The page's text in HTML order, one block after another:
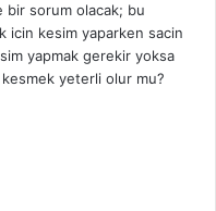
bir sorum olacak; bu
icin kesim yaparken sacin
yapmak gerekir yoksa
yeterli olur mu?